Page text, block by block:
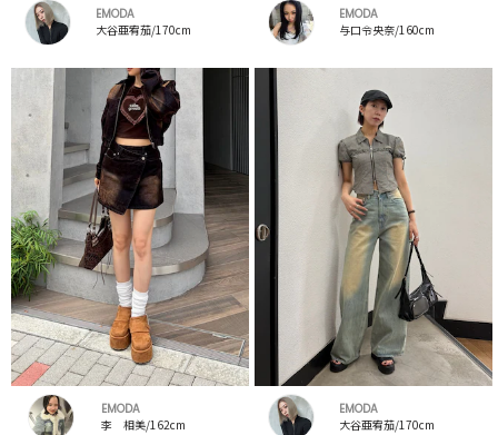
EMODA
大谷亜宥茄/170cm
EMODA
与口令央奈/160cm
EMODA
李 相美/162cm
EMODA
大谷亜宥茄/170cm